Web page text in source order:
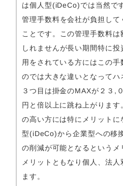
は個人型(iDeCo)では当然で
管理手数料を会社が負担して
ことです。この管理手数料
しれませんが長い期間特に
用をされている方にはこの
のでは大きな違いとなって
３つ目は掛金のMAXが２３,
円と倍以上に跳ね上がりま
の高い方には特にメリットに
型(iDeCo)から企業型への移
の削減が可能となるという
メリットともなり個人、法
ます。